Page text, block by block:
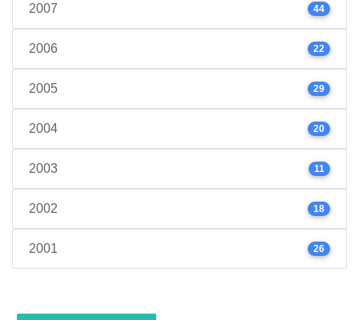
2007 44
2006 22
2005 29
2004 20
2003 11
2002 18
2001 26